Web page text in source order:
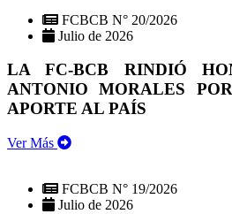
FCBCB N° 20/2026
Julio de 2026
LA FC-BCB RINDIÓ
ANTONIO MORALES
APORTE AL PAÍS
Ver Más
FCBCB N° 19/2026
Julio de 2026